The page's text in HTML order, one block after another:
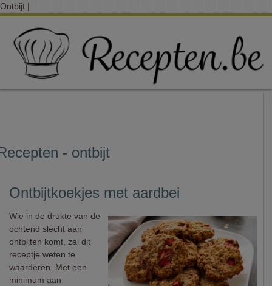
Ontbijt |
- ontbijt
Ontbijtkoekjes met aardbei
Wie in de drukte van de
ochtend slecht aan
ontbijten komt, zal dit
receptje weten te
waarderen. Met een
minimum aan